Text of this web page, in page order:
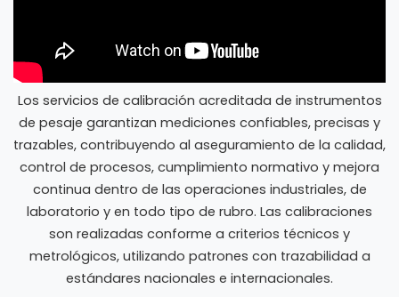
Los servicios de calibración acreditada de instrumentos
de pesaje garantizan mediciones confiables, precisas y
trazables, contribuyendo al aseguramiento de la calidad,
control de procesos, cumplimiento normativo y mejora
continua dentro de las operaciones industriales, de
laboratorio y en todo tipo de rubro. Las calibraciones
son realizadas conforme a criterios técnicos y
metrológicos, utilizando patrones con trazabilidad a
estándares nacionales e internacionales.